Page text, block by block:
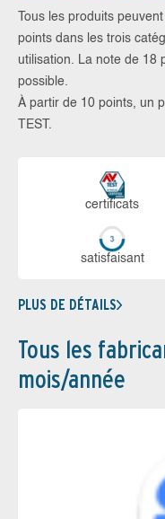
Tous les produits
points dans les trois
utilisation. La note de 18
possible.
À partir de 10 points, un
TEST.
certi­ficats
sa­tis­fai­sant
PLUS DE DÉTAILS
Tous les
mois/année